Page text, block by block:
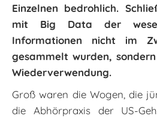
Einzelnen bedrohlich.
mit Big Data der
Informationen nicht im
gesammelt wurden,
Wiederverwendung.
Groß waren die Wogen, die
die Abhörpraxis der US-